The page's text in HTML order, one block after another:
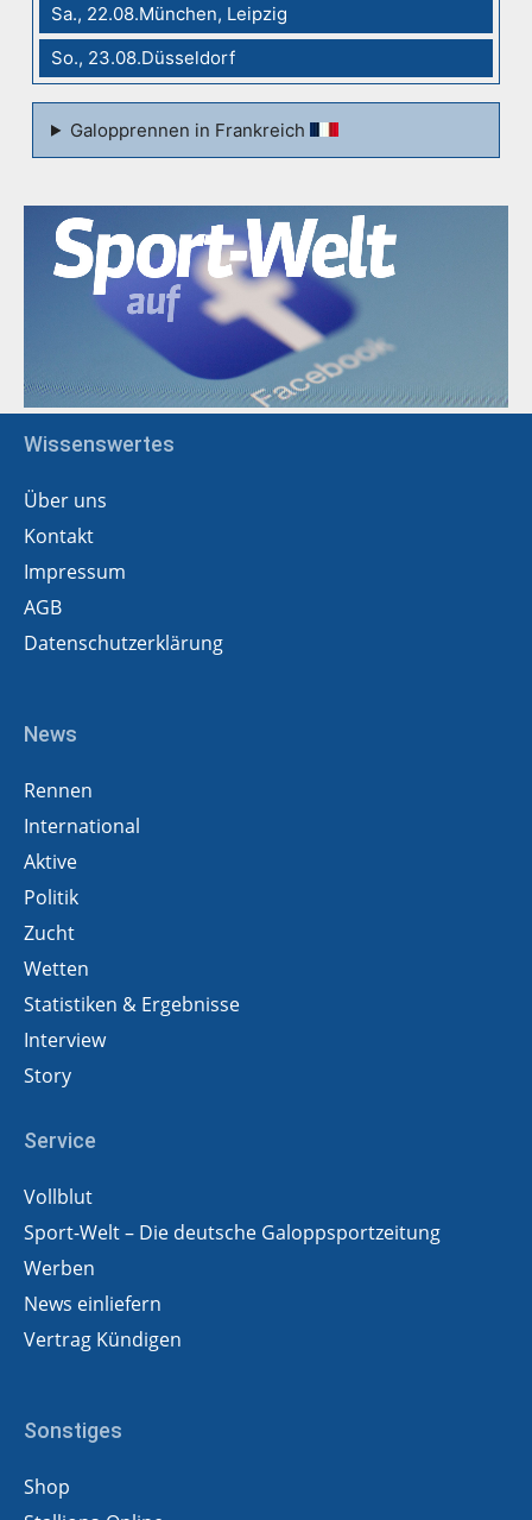
Sa., 22.08.München, Leipzig
So., 23.08.Düsseldorf
Galopprennen in Frankreich
Wissenswertes
Über uns
Kontakt
Impressum
AGB
Datenschutzerklärung
News
Rennen
International
Aktive
Politik
Zucht
Wetten
Statistiken & Ergebnisse
Interview
Story
Service
Vollblut
Sport-Welt – Die deutsche Galoppsportzeitung
Werben
News einliefern
Vertrag Kündigen
Sonstiges
Shop